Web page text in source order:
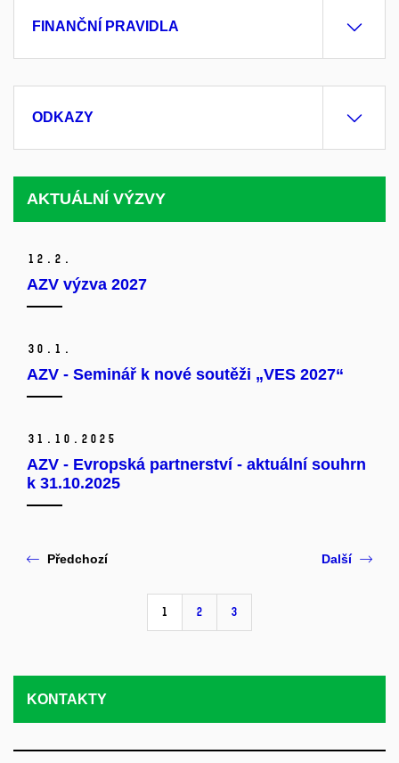
FINANČNÍ PRAVIDLA
ODKAZY
AKTUÁLNÍ VÝZVY
12. 2.
AZV výzva 2027
30. 1.
AZV - Seminář k nové soutěži „VES 2027“
31. 10. 2025
AZV - Evropská partnerství - aktuální souhrn
k 31.10.2025
Předchozí
1 2 3
Další
KONTAKTY